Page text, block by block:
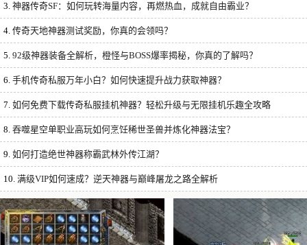
3. 神器传奇SF：如何玩转海量内容，再燃热血，成就自由霸业？
4. 传奇天地神器测试奖励，你真的会领吗？
5. 92级神器装备全解析，橙怪与BOSS爆率揭秘，你真的了解吗？
6. 手机传奇私服万年小白？如何快速提升战力获取神器？
7. 如何免费下载传奇私服挂机神器？轻松升级与无限挂机乐趣全攻略
8. 吞噬星空单职业高玩如何烹饪稀世圣兽并炼化神器法宝？
9. 如何打造绝世神器称霸武林外传江湖？
10. 满级VIP如何速成？逆天神器与巅峰屠龙之路全解析